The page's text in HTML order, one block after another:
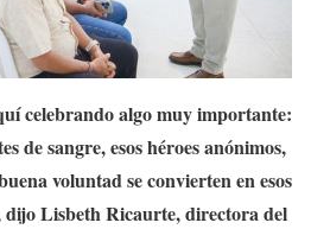
celebrando algo muy importante:
de sangre, esos héroes anónimos,
voluntad se convierten en esos
dijo Lisbeth Ricaurte, directora del